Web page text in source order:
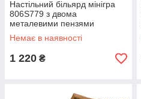
Настільний більярд мінігра
806S779 з двома
металевими пензями
Немає в наявності
1 220 ₴